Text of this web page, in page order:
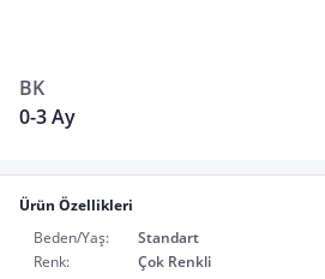
BK
0-3 Ay
Ürün Özellikleri
Beden/Yaş:
Standart
Renk:
Çok Renkli